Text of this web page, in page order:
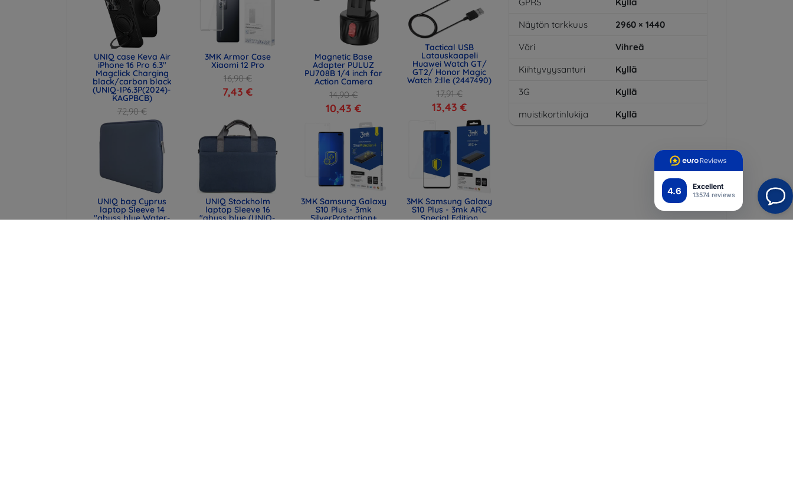
4.6 Excellent
13574 reviews
UNIQ case Keva Air
iPhone 16 Pro 6.3"
Magclick Charging
black/carbon black
(UNIQ-IP6.3P(2024)-
KAGPBCB)
72,90 €
54,67 €
3MK Armor Case
Xiaomi 12 Pro
16,90 €
7,43 €
UNIQ bag Cyprus
laptop Sleeve 14
"abyss blue Water-
UNIQ Stockholm
laptop Sleeve 16
"abyss blue (UNIQ-
Magnetic Base
Adapter PULUZ
PU708B 1/4 inch for
Action Camera
14,90 €
10,43 €
Tactical USB
Latauskaapeli
Huawei Watch GT/
GT2/ Honor Magic
Watch 2:lle (2447490)
17,91 €
13,43 €
3MK Samsung Galaxy
S10 Plus - 3mk
SilverProtection+
3MK Samsung Galaxy
S10 Plus - 3mk ARC
Special Edition
Näytön tarkkuus
2960 × 1440
Väri
Vihreä
Kiihtyvyysanturi
Kyllä
3G
Kyllä
muistikortinlukija
Kyllä